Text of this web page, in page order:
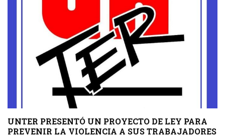
UNTER PRESENTÓ UN PROYECTO DE LEY PARA
PREVENIR LA VIOLENCIA A SUS TRABAJADORES